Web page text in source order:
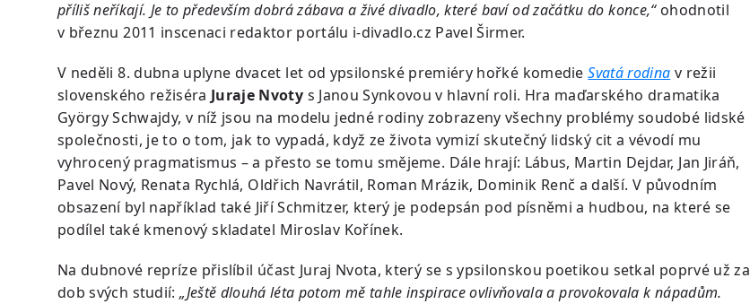
příliš neříkají. Je to především dobrá zábava a živé divadlo, které baví od začátku do konce,“ohodnotil
v březnu 2011 inscenaci redaktor portálu i-divadlo.cz Pavel Širmer.
V neděli 8. dubna uplyne dvacet let od ypsilonské premiéry hořké komedieSvatá rodina v režii
slovenského režiséra Juraje Nvoty s Janou Synkovou v hlavní roli. Hra maďarského dramatika
György Schwajdy, v níž jsou na modelu jedné rodiny zobrazeny všechny problémy soudobé lidské
společnosti, je to o tom, jak to vypadá, když ze života vymizí skutečný lidský cit a vévodí mu
vyhrocený pragmatismus – a přesto se tomu smějeme. Dále hrají: Lábus, Martin Dejdar, Jan Jiráň,
Pavel Nový, Renata Rychlá, Oldřich Navrátil, Roman Mrázik, Dominik Renč a další. V původním
obsazení byl například také Jiří Schmitzer, který je podepsán pod písněmi a hudbou, na které se
podílel také kmenový skladatel Miroslav Kořínek.
Na dubnové repríze přislíbil účast Juraj Nvota, který se s ypsilonskou poetikou setkal poprvé už za
dob svých studií:„Ještě dlouhá léta potom mě tahle inspirace ovlivňovala a provokovala k nápadům.